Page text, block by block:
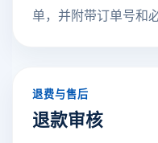
单，并附带订单号和
退费与售后
退款审核